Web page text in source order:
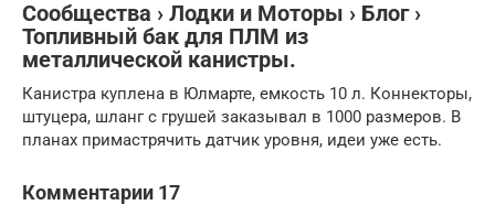
Сообщества › Лодки и Моторы › Блог ›
Топливный бак для ПЛМ из
металлической канистры.
Канистра куплена в Юлмарте, емкость 10 л. Коннекторы,
штуцера, шланг с грушей заказывал в 1000 размеров. В
планах примастрячить датчик уровня, идеи уже есть.
Комментарии 17